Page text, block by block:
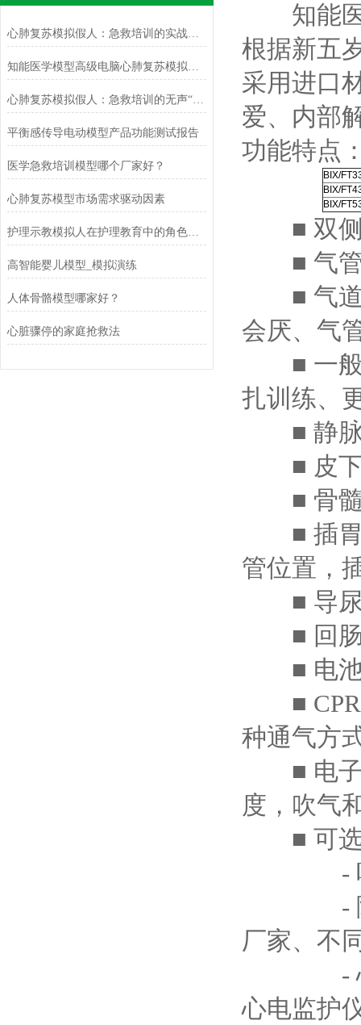
心肺复苏模拟假人：急救培训的实战教具
知能医学模型高级电脑心肺复苏模拟人（计算机控制）测评报告
心肺复苏模拟假人：急救培训的无声“良师”
平衡感传导电动模型产品功能测试报告
医学急救培训模型哪个厂家好？
心肺复苏模型市场需求驱动因素
护理示教模拟人在护理教育中的角色与发展
高智能婴儿模型_模拟演练
人体骨骼模型哪家好？
心脏骤停的家庭抢救法
知能医
根据新五
采用进口
爱、内部
功能特点
BIX/
BIX/
BIX/
■ 双侧
■ 气管
■ 气道
会厌、气
■ 一般
扎训练、
■ 静脉
■ 皮下
■ 骨髓
■ 插胃
管位置，
■ 导尿
■ 回肠
■ 电池
■ CPR
种通气方
■ 电子
度，吹气
■ 可选
- 听诊
- 除颤
厂家、不
- 心电
心电监护